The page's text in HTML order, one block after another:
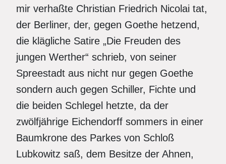
mir verhaßte Christian Friedrich Nicolai tat,
der Berliner, der, gegen Goethe hetzend,
die klägliche Satire „Die Freuden des
jungen Werther“ schrieb, von seiner
Spreestadt aus nicht nur gegen Goethe
sondern auch gegen Schiller, Fichte und
die beiden Schlegel hetzte, da der
zwölfjährige Eichendorff sommers in einer
Baumkrone des Parkes von Schloß
Lubkowitz saß, dem Besitze der Ahnen,